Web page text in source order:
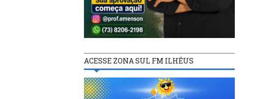
ACESSE ZONA SUL FM ILHÉUS